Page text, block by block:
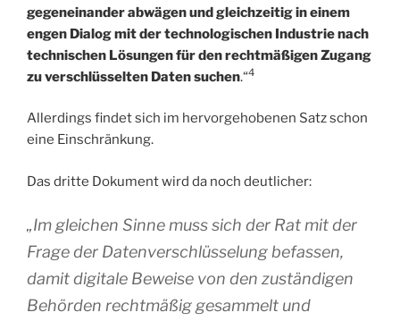
gegeneinander abwägen und gleichzeitig in einem
engen Dialog mit der technologischen Industrie nach
technischen Lösungen für den rechtmäßigen Zugang
zu verschlüsselten Daten suchen.“4
Allerdings findet sich im hervorgehobenen Satz schon
eine Einschränkung.
Das dritte Dokument wird da noch deutlicher:
„Im gleichen Sinne muss sich der Rat mit der
Frage der Datenverschlüsselung befassen,
damit digitale Beweise von den zuständigen
Behörden rechtmäßig gesammelt und